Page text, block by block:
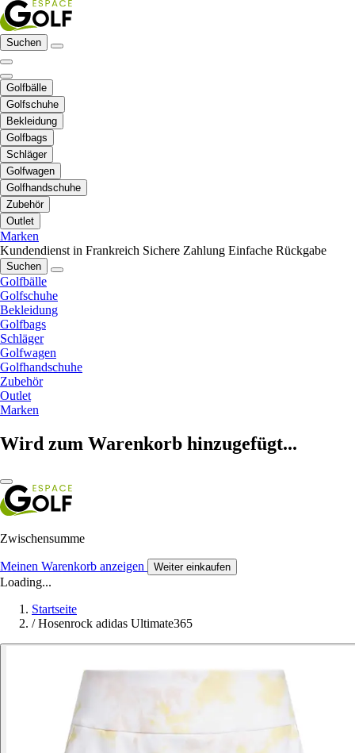
Suchen
Golfbälle
Golfschuhe
Bekleidung
Golfbags
Schläger
Golfwagen
Golfhandschuhe
Zubehör
Outlet
Marken
Kundendienst in Frankreich Sichere Zahlung Einfache Rückgabe
Suchen
Golfbälle
Golfschuhe
Bekleidung
Golfbags
Schläger
Golfwagen
Golfhandschuhe
Zubehör
Outlet
Marken
Wird zum Warenkorb hinzugefügt...
Zwischensumme
Meinen Warenkorb anzeigen Weiter einkaufen
Loading...
Startseite
/ Hosenrock adidas Ultimate365